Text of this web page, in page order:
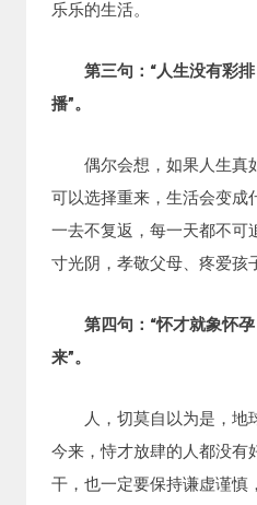
乐乐的生活。
第三句：“人生没有彩
播”。
偶尔会想，如果人生真
可以选择重来，生活会变成
一去不复返，每一天都不可
寸光阴，孝敬父母、疼爱孩
第四句：“怀才就象怀
来”。
人，切莫自以为是，地
今来，恃才放肆的人都没有
干，也一定要保持谦虚谨慎